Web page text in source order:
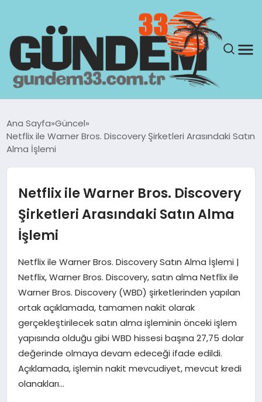
GÜNDEM
TEKNOLOJI
EKONOMI
MAGAZIN
Ana Sayfa Güncel
Netflix ile Warner Bros. Discovery Şirketleri Arasındaki Satın
Alma İşlemi
Netflix ile Warner Bros. Discovery
Şirketleri Arasındaki Satın Alma
İşlemi
Netflix ile Warner Bros. Discovery Satın Alma İşlemi |
Netflix, Warner Bros. Discovery, satın alma Netflix ile
Warner Bros. Discovery (WBD) şirketlerinden yapılan
ortak açıklamada, tamamen nakit olarak
gerçekleştirilecek satın alma işleminin önceki işlem
yapısında olduğu gibi WBD hissesi başına 27,75 dolar
değerinde olmaya devam edeceği ifade edildi.
Açıklamada, işlemin nakit mevcudiyet, mevcut kredi
olanakları…